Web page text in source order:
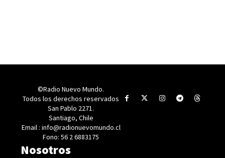
©Radio Nuevo Mundo.
Todos los derechos reservados
San Pablo 2271.
Santiago, Chile
Email : info@radionuevomundo.cl
Fono: 56 2 6883175
Nosotros